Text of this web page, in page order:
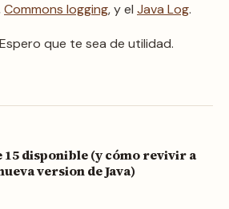
Commons logging, y el Java Log.
que te sea de utilidad.
15 disponible (y cómo revivir a
version de Java)